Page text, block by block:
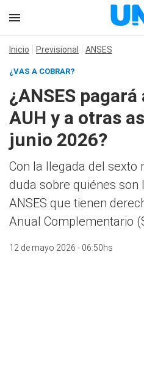
Inicio Previsional ANSES
¿VAS A COBRAR?
¿ANSES
AUH y a otras
junio 2026?
Con la llegada del sexto
duda sobre quiénes son
ANSES que tienen
Anual Complementario
12 de mayo 2026 - 06:50hs